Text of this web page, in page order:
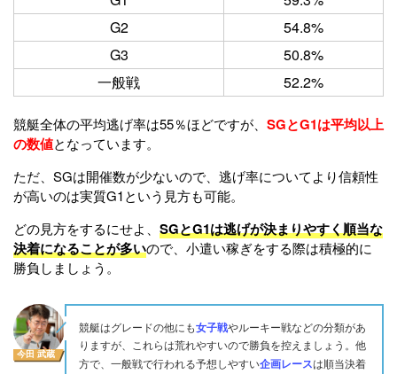
G2
54.8%
G3
50.8%
一般戦
52.2%
競艇全体の平均逃げ率は55％ほどですが、 SGとG1は平均以上
の数値となっています。
ただ、SGは開催数が少ないので、逃げ率についてより信頼性
が高いのは実質G1という見方も可能。
どの見方をするにせよ、 SGとG1は逃げが決まりやすく順当な
決着になることが多いので、小遣い稼ぎをする際は積極的に
勝負しましょう。
今田 武蔵
競艇はグレードの他にも女子戦やルーキー戦などの分類があ
りますが、これらは荒れやすいので勝負を控えましょう。他
方で、一般戦で行われる予想しやすい企画レースは順当決着